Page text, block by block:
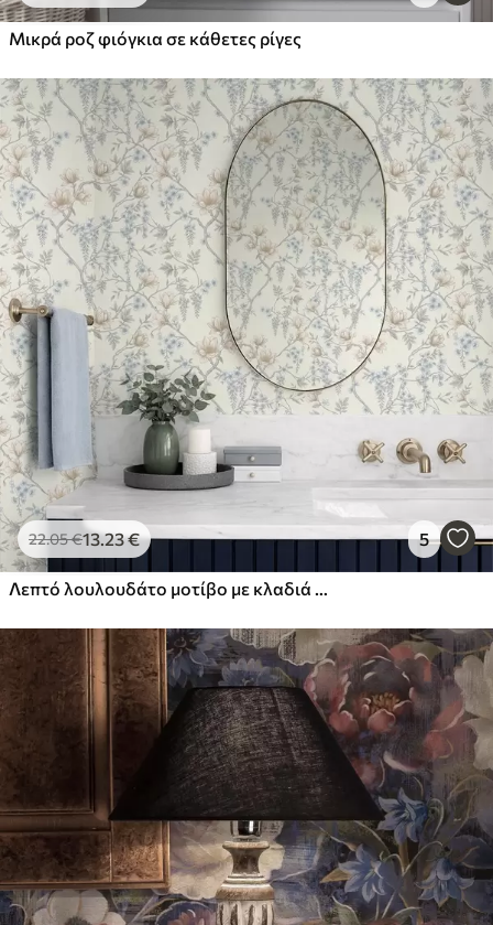
Μικρά ροζ φιόγκια σε κάθετες ρίγες
22.05€13.23€ 5
Λεπτό λουλουδάτο μοτίβο με κλαδιά και λουλούδια